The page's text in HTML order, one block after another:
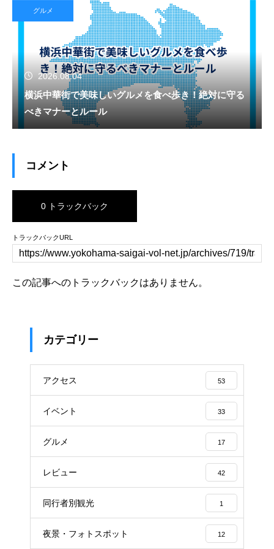
グルメ
2026.08.04
横浜中華街で美味しいグルメを食べ歩き！絶対に守る
べきマナーとルール
コメント
0 トラックバック
トラックバックURL
この記事へのトラックバックはありません。
カテゴリー
アクセス 53
イベント 33
グルメ 17
レビュー 42
同行者別観光 1
夜景・フォトスポット 12